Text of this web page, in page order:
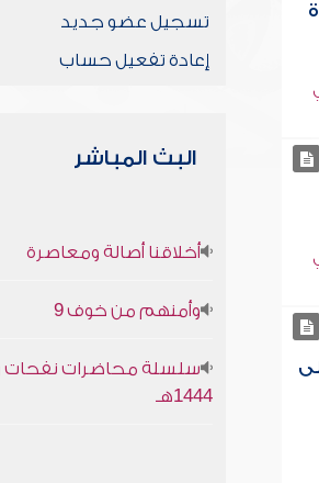
تسجيل عضو جديد
إعادة تفعيل حساب
البث المباشر
أخلاقنا أصالة ومعاصرة
وأمنهم من خوف 9
سلسلة محاضرات نفحات
1444هـ